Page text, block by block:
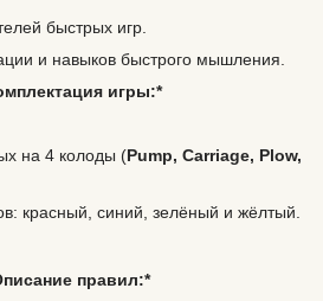
быстрых игр.
и навыков быстрого мышления.
игры:*
на 4 колоды (Pump, Carriage, Plow,
красный, синий, зелёный и жёлтый.
правил:*